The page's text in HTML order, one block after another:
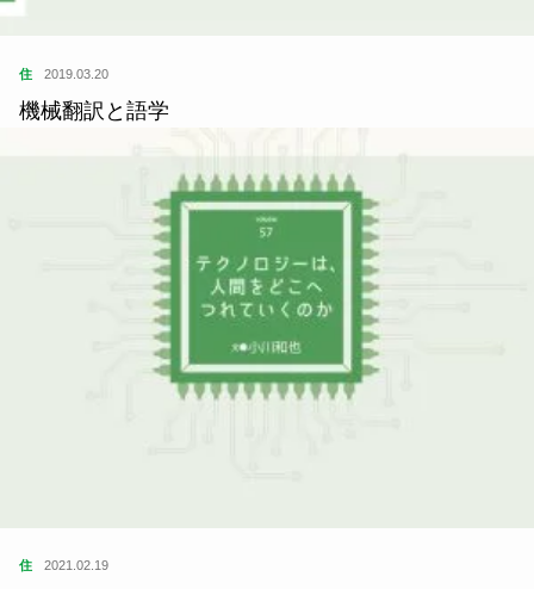
住 2019.03.20
機械翻訳と語学
住 2021.02.19